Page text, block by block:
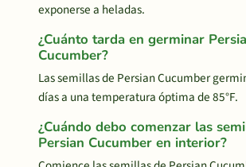
exponerse a heladas.
¿Cuánto tarda en germinar
Cucumber?
Las semillas de Persian Cucumber
días a una temperatura óptima de 85°F.
¿Cuándo debo comenzar las
Persian Cucumber en interior?